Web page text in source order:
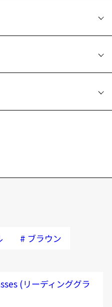
し込み
像と異なる場合がございます。
数】
みる
持ち込みいただいて、レンズ交換
品発送メール】を店頭スタッフ
賃はかかりませんので、必ずス
料金を知りたい方へ
の不具合は、お渡し
理又は交換させて頂
ために、定期的な視
# ブラウン
(リーディンググラ